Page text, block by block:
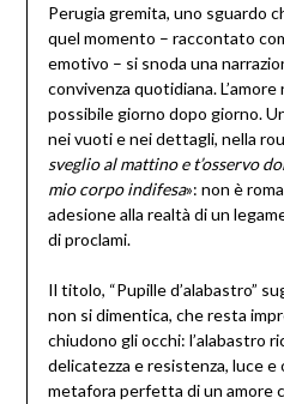
Perugia gremita, uno sguardo
quel momento – raccontato
emotivo – si snoda una
convivenza quotidiana.
possibile giorno dopo giorno.
nei vuoti e nei dettagli, nella
sveglio al mattino e t’osservo
mio corpo indifesa»: non è
adesione alla realtà di un
di proclami.
Il titolo, “Pupille d’alabastro”
non si dimentica, che resta
chiudono gli occhi: l’alabastro
delicatezza e resistenza, luce
metafora perfetta di un amore